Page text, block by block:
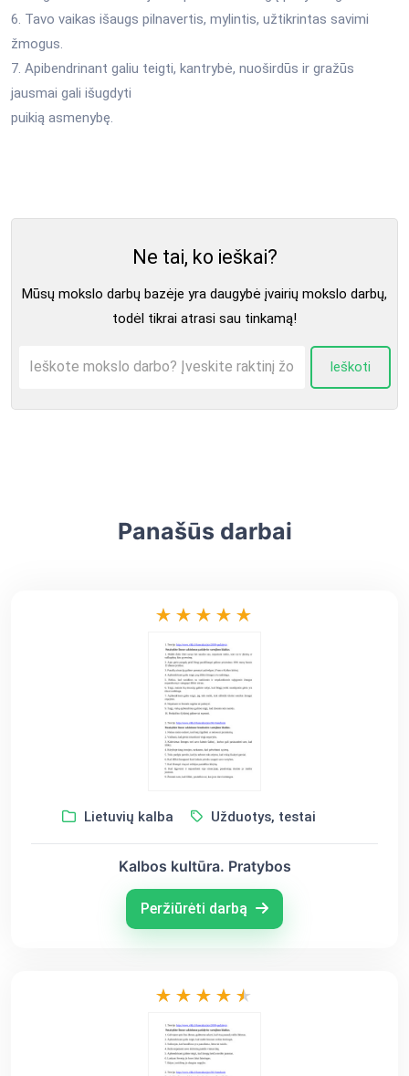
6. Tavo vaikas išaugs pilnavertis, mylintis, užtikrintas savimi
žmogus.
7. Apibendrinant galiu teigti, kantrybė, nuoširdūs ir gražūs
jausmai gali išugdyti
puikią asmenybę.
Ne tai, ko ieškai?
Mūsų mokslo darbų bazėje yra daugybė įvairių mokslo darbų,
todėl tikrai atrasi sau tinkamą!
Ieškoti
Panašūs darbai
Lietuvių kalba Užduotys, testai
Kalbos kultūra. Pratybos
Peržiūrėti darbą